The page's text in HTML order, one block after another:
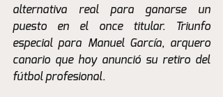
alternativa real para ganarse un
puesto en el once titular. Triunfo
especial para Manuel García, arquero
canario que hoy anunció su retiro del
fútbol profesional.